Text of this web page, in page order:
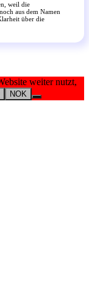
weil die
aus dem Namen
über die
weiter nutzt,
NOK